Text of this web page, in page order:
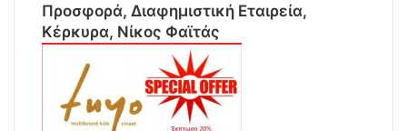
Προσφορά, Διαφημιστική Εταιρεία,
Κέρκυρα, Νίκος Φαϊτάς